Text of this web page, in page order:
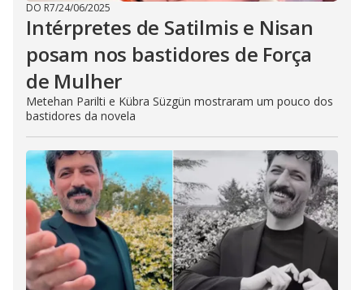
DO R7/24/06/2025
Intérpretes de Satilmis e Nisan
posam nos bastidores de Força
de Mulher
Metehan Parilti e Kübra Süzgün mostraram um pouco dos
bastidores da novela